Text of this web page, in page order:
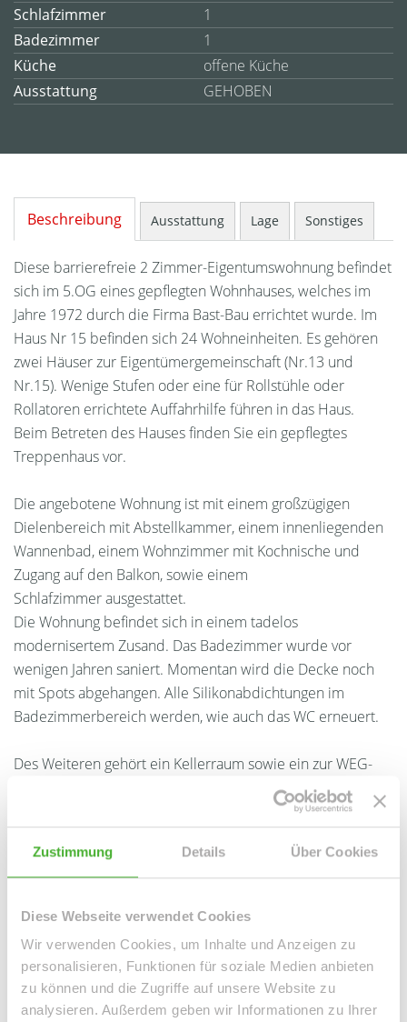
Zustimmung Details Über Cookies
Diese Webseite verwendet Cookies
Wir verwenden Cookies, um Inhalte und Anzeigen zu
personalisieren, Funktionen für soziale Medien anbieten
zu können und die Zugriffe auf unsere Website zu
analysieren. Außerdem geben wir Informationen zu Ihrer
Schlafzimmer
1
Badezimmer
1
Küche
offene Küche
Ausstattung
GEHOBEN
Beschreibung Ausstattung Lage Sonstiges
Diese barrierefreie 2 Zimmer-Eigentumswohnung befindet
sich im 5.OG eines gepflegten Wohnhauses, welches im
Jahre 1972 durch die Firma Bast-Bau errichtet wurde. Im
Haus Nr 15 befinden sich 24 Wohneinheiten. Es gehören
zwei Häuser zur Eigentümergemeinschaft (Nr.13 und
Nr.15). Wenige Stufen oder eine für Rollstühle oder
Rollatoren errichtete Auffahrhilfe führen in das Haus.
Beim Betreten des Hauses finden Sie ein gepflegtes
Treppenhaus vor.
Die angebotene Wohnung ist mit einem großzügigen
Dielenbereich mit Abstellkammer, einem innenliegenden
Wannenbad, einem Wohnzimmer mit Kochnische und
Zugang auf den Balkon, sowie einem
Schlafzimmer ausgestattet.
Die Wohnung befindet sich in einem tadelos
modernisertem Zusand. Das Badezimmer wurde vor
wenigen Jahren saniert. Momentan wird die Decke noch
mit Spots abgehangen. Alle Silikonabdichtungen im
Badezimmerbereich werden, wie auch das WC erneuert.
Des Weiteren gehört ein Kellerraum sowie ein zur WEG-
Gemeinschaft gehörender Stellplatz mit zur Wohnung.
Einkaufsmöglichkeiten wie z.B. eine Metzgerei, Bäckerei,
Discountläden etc. befinden sich fußläufiger Nähe!
Ansprechpartner